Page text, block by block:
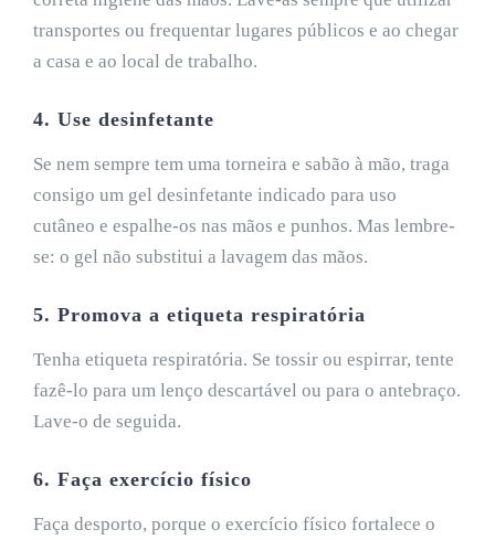
transportes ou frequentar lugares públicos e ao chegar
a casa e ao local de trabalho.
4. Use desinfetante
Se nem sempre tem uma torneira e sabão à mão, traga
consigo um gel desinfetante indicado para uso
cutâneo e espalhe-os nas mãos e punhos. Mas lembre-
se: o gel não substitui a lavagem das mãos.
5. Promova a etiqueta respiratória
Tenha etiqueta respiratória. Se tossir ou espirrar, tente
fazê-lo para um lenço descartável ou para o antebraço.
Lave-o de seguida.
6. Faça exercício físico
Faça desporto, porque o exercício físico fortalece o